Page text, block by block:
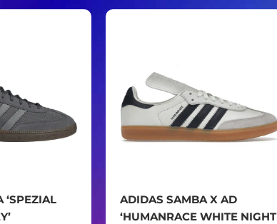
‘SPEZIAL
ADIDAS SAMBA X AD
‘HUMANRACE WHITE NIGHT